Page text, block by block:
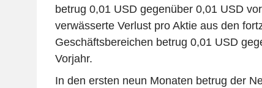
betrug 0,01 USD gegenüber 0,01 USD
verwässerte Verlust pro Aktie aus den
Geschäftsbereichen betrug 0,01 USD
Vorjahr.
In den ersten neun Monaten betrug der